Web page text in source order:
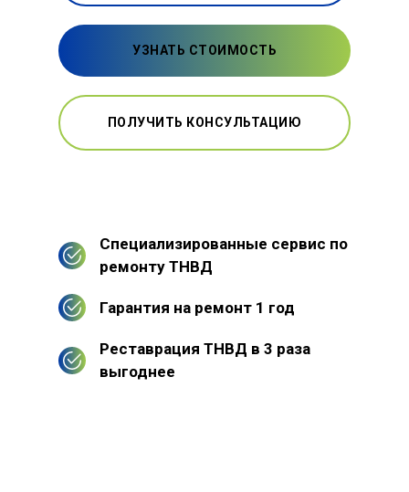
УЗНАТЬ СТОИМОСТЬ
ПОЛУЧИТЬ КОНСУЛЬТАЦИЮ
Специализированные сервис по
ремонту ТНВД
Гарантия на ремонт 1 год
Реставрация ТНВД в 3 раза
выгоднее